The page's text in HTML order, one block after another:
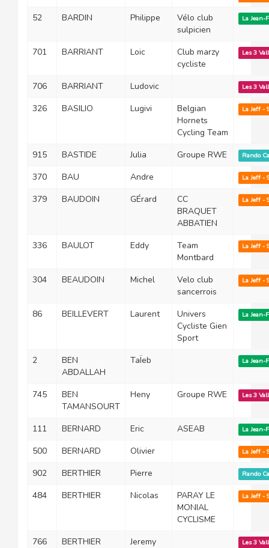
52 BARDIN Philippe
Vélo club
sulpicien
La Jean-
701 BARRIANT Loic
Club marzy
cycliste
Les 3
706 BARRIANT Ludovic Les 3
326 BASILIO Lugivi
Belgian
Hornets
Cycling Team
La Jeff -
915 BASTIDE Julia Groupe RWE Rando
370 BAU Andre La Jeff -
379 BAUDOIN GÉrard
CC
BRAQUET
ABBATIEN
La Jeff -
336 BAULOT Eddy
Team
Montbard
La Jeff -
304 BEAUDOIN Michel
Velo club
sancerrois
La Jeff -
86 BEILLEVERT Laurent
Univers
Cycliste Gien
Sport
La Jean-
2
BEN
ABDALLAH
TaÏeb La Jean-
745
BEN
TAMANSOURT
Heny Groupe RWE Les 3
111 BERNARD Eric ASEAB La Jean-
500 BERNARD Olivier La Jeff -
902 BERTHIER Pierre Rando
484 BERTHIER Nicolas
PARAY LE
MONIAL
CYCLISME
La Jeff -
766 BERTHIER Jeremy Les 3